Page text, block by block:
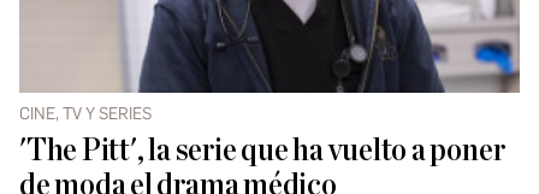
CINE, TV Y SERIES
'The Pitt', la serie que ha vuelto a poner
de moda el drama médico